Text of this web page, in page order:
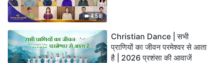
4:58
Christian Dance | सभी
प्राणियों का जीवन परमेश्वर से आता
है | 2026 प्रशंसा की आवाजें